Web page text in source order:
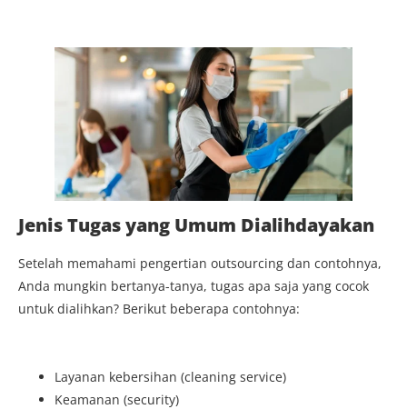
Jenis Tugas yang Umum Dialihdayakan
Setelah memahami pengertian outsourcing dan contohnya,
Anda mungkin bertanya-tanya, tugas apa saja yang cocok
untuk dialihkan? Berikut beberapa contohnya:
Layanan kebersihan (cleaning service)
Keamanan (security)